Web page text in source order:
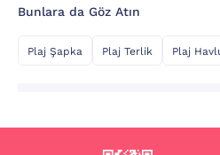
Bunlara da Göz Atın
Plaj Şapka Plaj Terlik Plaj